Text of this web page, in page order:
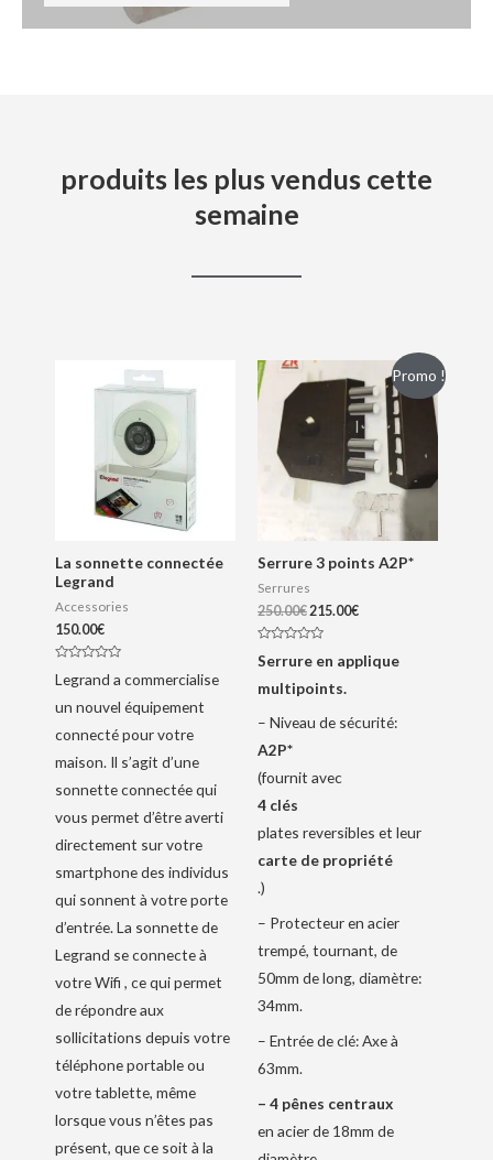
produits les plus vendus cette
semaine
La sonnette connectée
Legrand
Accessories
150.00€
o
e
s
u
5
Legrand a commercialise
un nouvel équipement
connecté pour votre
maison. Il s’agit d’une
sonnette connectée qui
vous permet d’être averti
directement sur votre
smartphone des individus
qui sonnent à votre porte
d’entrée. La sonnette de
Legrand se connecte à
votre Wifi , ce qui permet
de répondre aux
sollicitations depuis votre
téléphone portable ou
votre tablette, même
lorsque vous n’êtes pas
présent, que ce soit à la
Promo !
Serrure 3 points A2P*
Serrures
250.00€ 215.00€
o
e
u
5
Serrure en applique
multipoints.
– Niveau de sécurité:
A2P*
(fournit avec
4 clés
plates reversibles et leur
carte de propriété
.)
– Protecteur en acier
trempé, tournant, de
50mm de long, diamètre:
34mm.
– Entrée de clé: Axe à
63mm.
– 4 pênes centraux
en acier de 18mm de